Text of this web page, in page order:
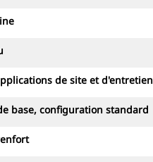
de site et d'entretien
base, configuration standard